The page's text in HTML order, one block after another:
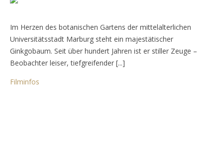
Im Herzen des botanischen Gartens der mittelalterlichen
Universitätsstadt Marburg steht ein majestätischer
Ginkgobaum. Seit über hundert Jahren ist er stiller Zeuge –
Beobachter leiser, tiefgreifender [...]
Filminfos